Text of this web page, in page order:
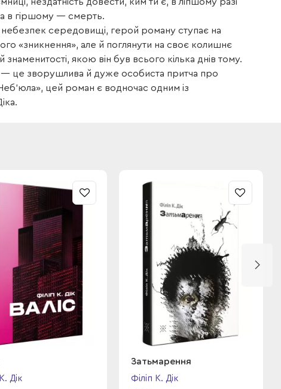
а в гіршому — смерть.
середовищі, герой роману ступає на
«зникнення», але й поглянути на своє колишнє
якою він був всього кілька днів тому.
— це зворушлива й дуже особиста притча про
цей роман є водночас одним із
Дік
Затьмарення
Філіп К. Дік